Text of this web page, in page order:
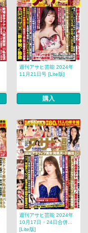
週刊アサヒ芸能 2024年
11月21日号 [Lite版]
購入
週刊アサヒ芸能 2024年
10月17日・24日合併...
[Lite版]